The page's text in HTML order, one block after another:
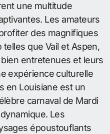
une multitude
Les amateurs
des magnifiques
que Vail et Aspen,
entretenues et leurs
expérience culturelle
en Louisiane est un
carnaval de Mardi
Les
époustouflants